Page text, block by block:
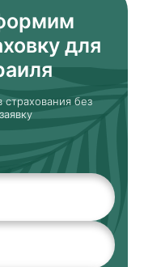
для
без